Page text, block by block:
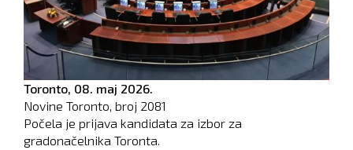
Toronto, 08. maj 2026.
Novine Toronto, broj 2081
Počela je prijava kandidata za izbor za
gradonačelnika Toronta.